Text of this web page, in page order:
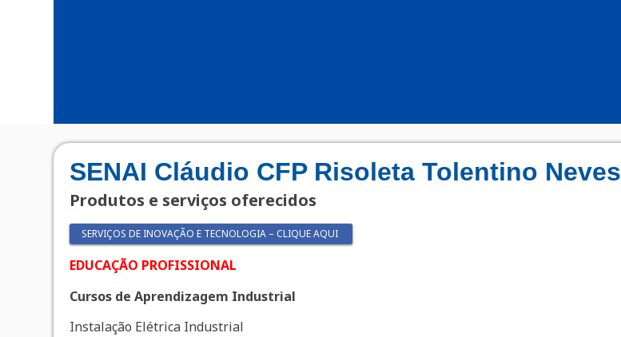
SENAI Cláudio CFP Risoleta Tolentino Neves
Produtos e serviços oferecidos
SERVIÇOS DE INOVAÇÃO E TECNOLOGIA – CLIQUE AQUI
EDUCAÇÃO PROFISSIONAL
Cursos de Aprendizagem Industrial
Instalação Elétrica Industrial